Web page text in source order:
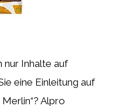
nur Inhalte auf
eine Einleitung auf
Alpro